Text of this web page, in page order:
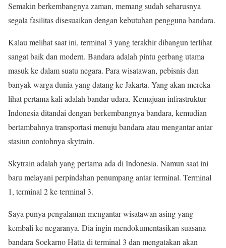
Semakin berkembangnya zaman, memang sudah seharusnya
segala fasilitas disesuaikan dengan kebutuhan pengguna bandara.
Kalau melihat saat ini, terminal 3 yang terakhir dibangun terlihat
sangat baik dan modern. Bandara adalah pintu gerbang utama
masuk ke dalam suatu negara. Para wisatawan, pebisnis dan
banyak warga dunia yang datang ke Jakarta. Yang akan mereka
lihat pertama kali adalah bandar udara. Kemajuan infrastruktur
Indonesia ditandai dengan berkembangnya bandara, kemudian
bertambahnya transportasi menuju bandara atau mengantar antar
stasiun contohnya skytrain.
Skytrain adalah yang pertama ada di Indonesia. Namun saat ini
baru melayani perpindahan penumpang antar terminal. Terminal
1, terminal 2 ke terminal 3.
Saya punya pengalaman mengantar wisatawan asing yang
kembali ke negaranya. Dia ingin mendokumentasikan suasana
bandara Soekarno Hatta di terminal 3 dan mengatakan akan